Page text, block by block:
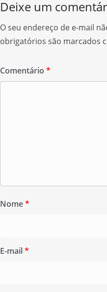
Deixe um
O seu endereço de e-mail
obrigatórios são marcados
Comentário *
Nome*
E-mail*